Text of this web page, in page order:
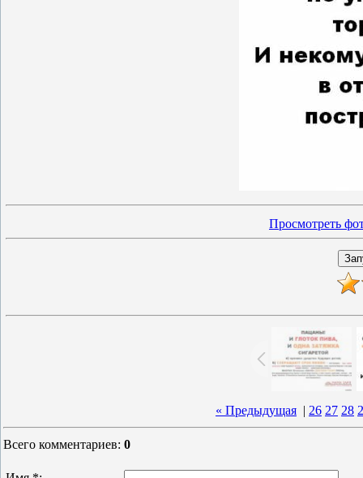
Просмотреть
« Предыдущая | 26 27 28
Всего комментариев: 0